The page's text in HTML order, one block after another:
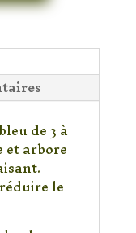
de 3 à
et arbore
le